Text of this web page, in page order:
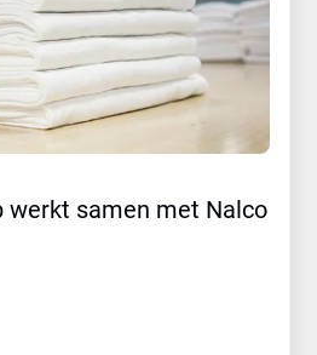
werkt samen met Nalco